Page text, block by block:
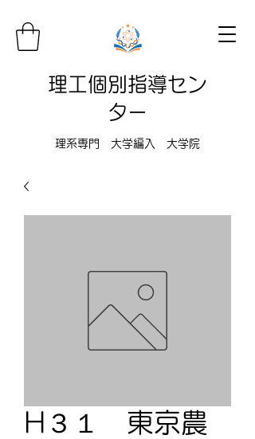
理工個別指導セン
ター
理系専門 大学編入 大学院
H３１ 東京農